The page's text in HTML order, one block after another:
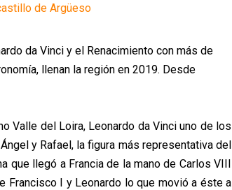
de Argüeso
da Vinci y el Renacimiento con más de
llenan la región en 2019. Desde
Valle del Loira, Leonardo da Vinci uno de los
y Rafael, la figura más representativa del
que llegó a Francia de la mano de Carlos VIII
Francisco I y Leonardo lo que movió a éste a